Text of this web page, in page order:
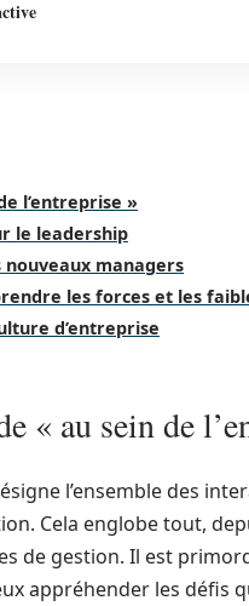
l’entreprise »
le leadership
managers
les forces et les
d’entreprise
« au sein de
l’ensemble des
Cela englobe tout,
de gestion. Il est
appréhender les défis